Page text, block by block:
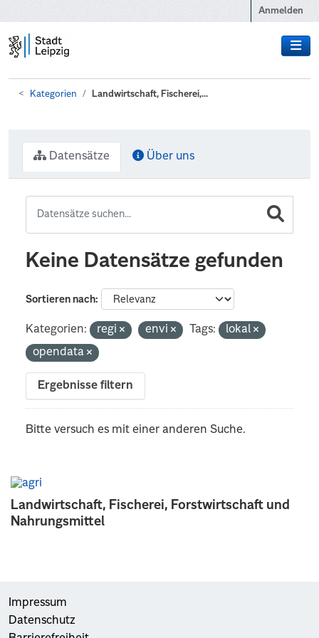
Anmelden
Kategorien Landwirtschaft, Fischerei,...
Landwirtschaft, Fischerei, Forstwirtschaft und
Nahrungsmittel
Datensätze Über uns
Keine Datensätze gefunden
Sortieren nach
Kategorien: regi envi Tags:
lokal
opendata
Ergebnisse filtern
Bitte versuch es mit einer anderen Suche.
Impressum
Datenschutz